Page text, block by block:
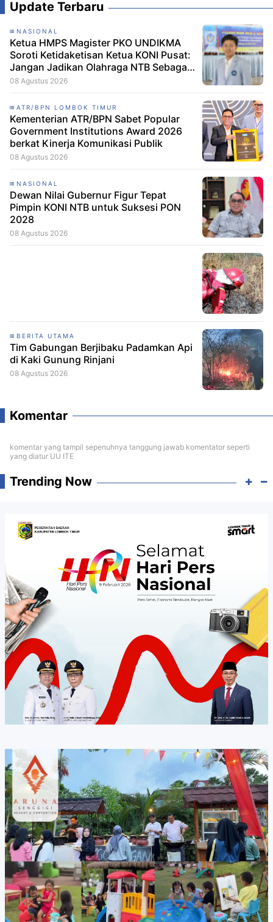
Update Terbaru
NASIONAL
Ketua HMPS Magister PKO UNDIKMA
Soroti Ketidaketisan Ketua KONI Pusat:
Jangan Jadikan Olahraga NTB Sebagai
Arena Kepentingan Sesaat
08 Agustus 2026
ATR/BPN LOMBOK TIMUR
Kementerian ATR/BPN Sabet Popular
Government Institutions Award 2026
berkat Kinerja Komunikasi Publik
08 Agustus 2026
NASIONAL
Dewan Nilai Gubernur Figur Tepat
Pimpin KONI NTB untuk Suksesi PON
2028
08 Agustus 2026
BERITA UTAMA
Tim Gabungan Berjibaku Padamkan Api
di Kaki Gunung Rinjani
08 Agustus 2026
Komentar
komentar yang tampil sepenuhnya tanggung jawab komentator seperti
yang diatur UU ITE
Trending Now